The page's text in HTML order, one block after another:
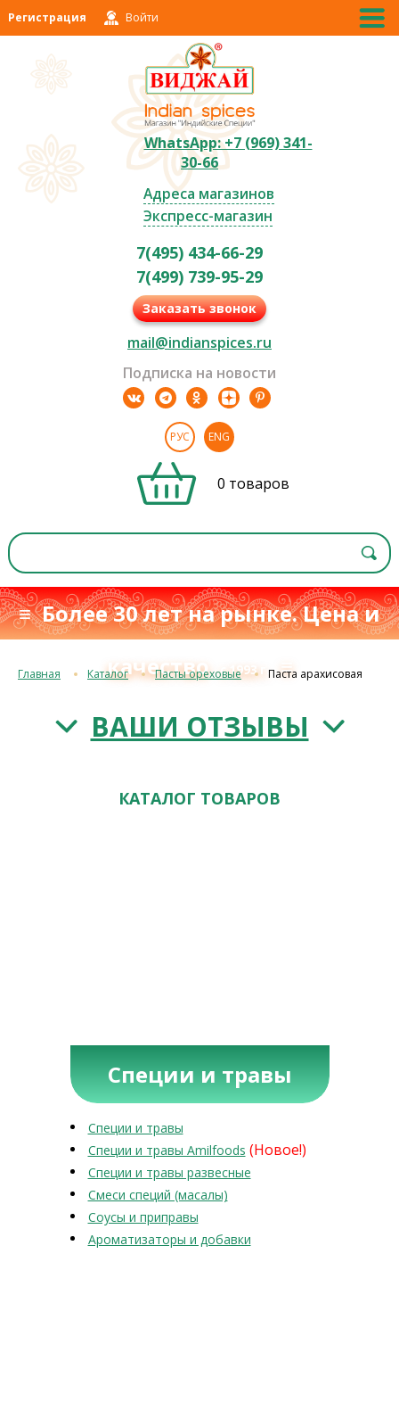
Регистрация Войти
WhatsApp: +7 (969) 341-
30-66
Адреса магазинов
Экспресс-магазин
7(495) 434-66-29
7(499) 739-95-29
Заказать звонок
mail@indianspices.ru
Подписка на новости
РУС ENG
0 товаров
≡ Более 30 лет на рынке. Цена и
качествос 1993 г.≡
Главная Каталог Пасты ореховые Паста арахисовая
ВАШИ ОТЗЫВЫ
КАТАЛОГ ТОВАРОВ
Специи и травы
Специи и травы
Специи и травы Amilfoods (Новое!)
Специи и травы развесные
Смеси специй (масалы)
Соусы и приправы
Ароматизаторы и добавки